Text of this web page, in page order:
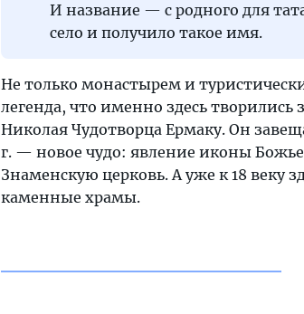
И название — с родного для
село и получило такое имя.
Не только монастырем и
легенда, что именно здесь творились
Николая Чудотворца Ермаку. Он
г. — новое чудо: явление иконы
Знаменскую церковь. А уже к 18 веку
каменные храмы.